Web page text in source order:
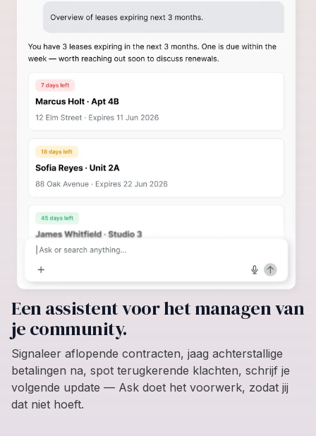
Een assistent voor het managen van
je community.
Signaleer aflopende contracten, jaag achterstallige
betalingen na, spot terugkerende klachten, schrijf je
volgende update — Ask doet het voorwerk, zodat jij
dat niet hoeft.